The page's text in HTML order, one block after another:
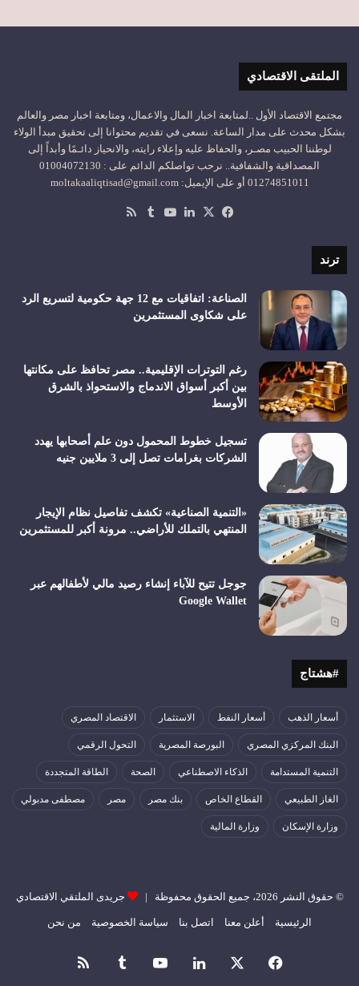
الملتقى الاقتصادي
مجتمع الاقتصاد الأول ..لمتابعة اخبار المال والاعمال، ومتابعة اخبار مصر والعالم
بشكل محدث على مدار الساعة. نسعى في تقديم محتوانا إلى تحقيق مبدأ الولاء
لوطننا الحبيب مصـر، والحفاظ عليه وإعلاء رايته، والانحياز دائـمًا وأبداً إلى
المصداقية والشفافية.. نرحب تواصلكم الدائم على : 01004072130
01274851011 أو على الإيميل: moltakaaliqtisad@gmail.com
فيسبوك
‫X لينكدإن‫YouTube
ترند
الصناعة: اتفاقيات مع 12 جهة حكومية لتسريع الرد
على شكاوى المستثمرين
رغم التوترات الإقليمية.. مصر تحافظ على مكانتها
بين أكبر أسواق الاندماج والاستحواذ بالشرق
الأوسط
تسجيل خطوط المحمول دون علم أصحابها يهدد
الشركات بغرامات تصل إلى 3 ملايين جنيه
«التنمية الصناعية» تكشف تفاصيل نظام الإيجار
المنتهي بالتملك للأراضي.. مرونة أكبر للمستثمرين
جوجل تتيح للآباء إنشاء رصيد مالي لأطفالهم عبر
Google Wallet
#هشتاج
أسعار الذهب أسعار النفط الاستثمار الاقتصاد المصري
البنك المركزي المصري البورصة المصرية التحول الرقمي
التنمية المستدامة الذكاء الاصطناعي الصحة الطاقة المتجددة
الغاز الطبيعي القطاع الخاص بنك مصر مصر مصطفى مدبولي
وزارة الإسكان وزارة المالية
© حقوق النشر 2026، جميع الحقوق محفوظة | جريدى الملتقي الاقتصادي
الرئيسية أعلن معنا اتصل بنا سياسة الخصوصية من نحن
فيسبوك لينكدإن ‫YouTube